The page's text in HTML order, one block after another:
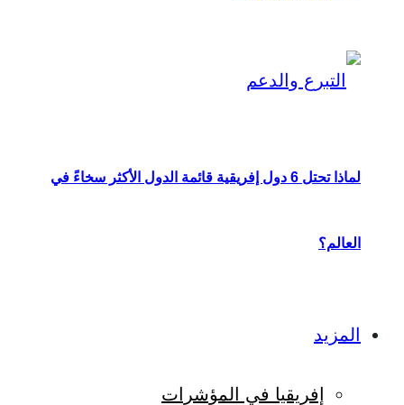
لماذا تحتل 6 دول إفريقية قائمة الدول الأكثر سخاءً في
العالم؟
المزيد
إفريقيا في المؤشرات